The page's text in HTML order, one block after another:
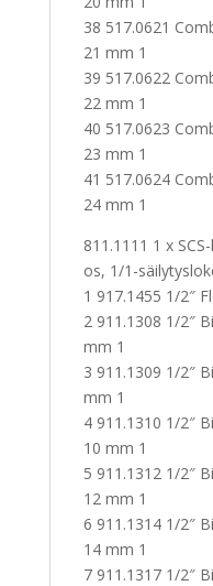
38 517.0621
21 mm 1
39 517.0622
22 mm 1
40 517.0623
23 mm 1
41 517.0624
24 mm 1
811.1111 1 x
os, 1/1-
1 917.1455 1/2″
2 911.1308 1/2″
mm 1
3 911.1309 1/2″
mm 1
4 911.1310 1/2″
10 mm 1
5 911.1312 1/2″
12 mm 1
6 911.1314 1/2″
14 mm 1
7 911.1317 1/2″